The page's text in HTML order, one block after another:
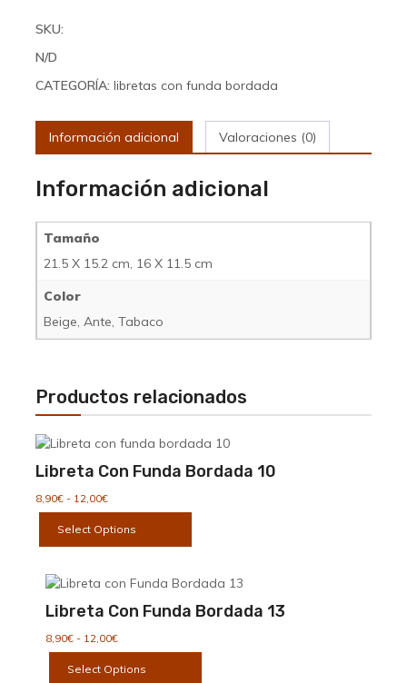
bordada
cantidad
SKU:
N/D
CATEGORÍA: libretas con funda bordada
Información adicional Valoraciones (0)
Información adicional
Tamaño
21.5 X 15.2 cm, 16 X 11.5 cm
Color
Beige, Ante, Tabaco
Productos relacionados
Libreta Con Funda Bordada 10
8,90€ - 12,00€Rango
de
precios:
desde
hasta
Select Options
múltiples
Las
se
Libreta Con Funda Bordada 13
8,90€ - 12,00€Rango
de
precios:
Select Options